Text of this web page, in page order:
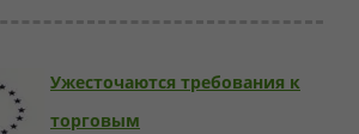
Ужесточаются требования к
торговым